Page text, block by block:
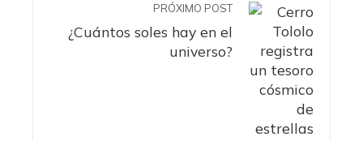
PRÓXIMO POST
¿Cuántos soles hay en el
universo?